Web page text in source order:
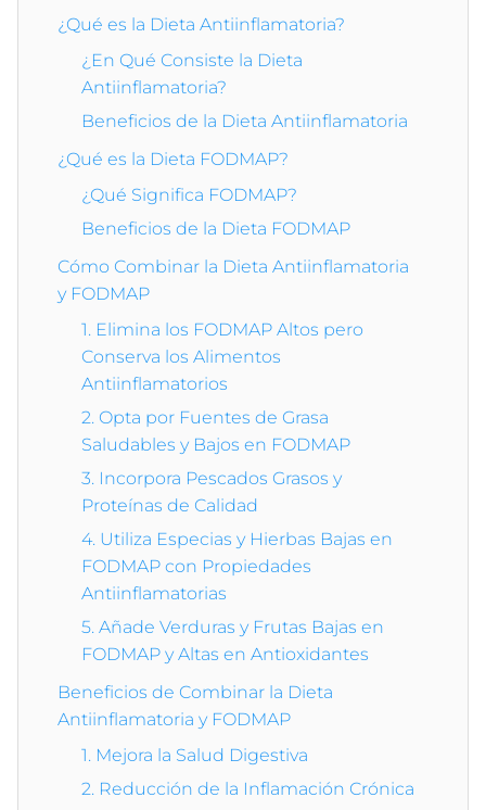
¿Qué es la Dieta Antiinflamatoria?
¿En Qué Consiste la Dieta
Antiinflamatoria?
Beneficios de la Dieta Antiinflamatoria
¿Qué es la Dieta FODMAP?
¿Qué Significa FODMAP?
Beneficios de la Dieta FODMAP
Cómo Combinar la Dieta Antiinflamatoria
y FODMAP
1. Elimina los FODMAP Altos pero
Conserva los Alimentos
Antiinflamatorios
2. Opta por Fuentes de Grasa
Saludables y Bajos en FODMAP
3. Incorpora Pescados Grasos y
Proteínas de Calidad
4. Utiliza Especias y Hierbas Bajas en
FODMAP con Propiedades
Antiinflamatorias
5. Añade Verduras y Frutas Bajas en
FODMAP y Altas en Antioxidantes
Beneficios de Combinar la Dieta
Antiinflamatoria y FODMAP
1. Mejora la Salud Digestiva
2. Reducción de la Inflamación Crónica